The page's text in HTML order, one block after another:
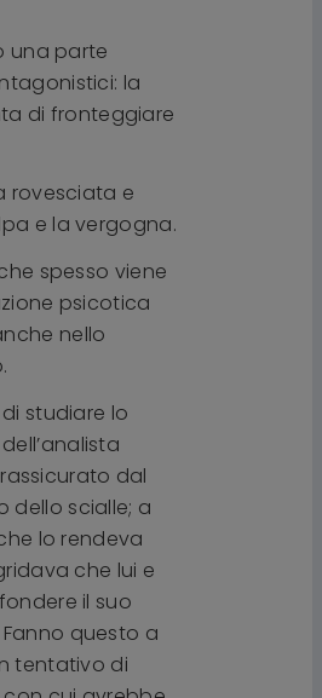
una parte
la
di fronteggiare
rovesciata e
e la vergogna.
spesso viene
psicotica
nello
studiare lo
dal
dello scialle; a
lo rendeva
che lui e
il suo
questo a
tentativo di